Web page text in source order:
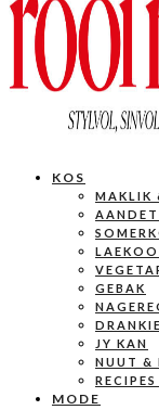
KOS
MAKLIK
GEBAK
JY KAN
NUUT &
MODE